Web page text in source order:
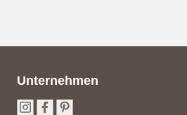
Unternehmen